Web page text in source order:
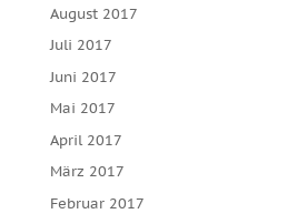
August 2017
Juli 2017
Juni 2017
Mai 2017
April 2017
März 2017
Februar 2017